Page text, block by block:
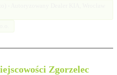
Zgorzelec